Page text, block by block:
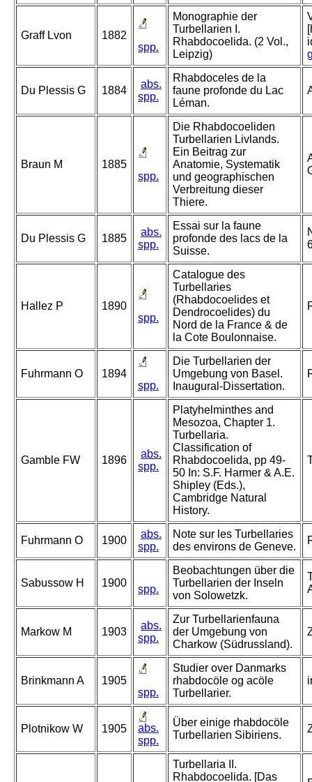
Graff Lvon
1882
spp.
Monographie der
Turbellarien I.
Rhabdocoelida. (2 Vol.,
Leipzig)
Du Plessis G 1884
abs.
spp.
Rhabdoceles de la
faune profonde du Lac
Léman.
Braun M
1885
spp.
Die Rhabdocoeliden
Turbellarien Livlands.
Ein Beitrag zur
Anatomie, Systematik
und geographischen
Verbreitung dieser
Thiere.
Du Plessis G 1885
abs.
spp.
Essai sur la faune
profonde des lacs de la
Suisse.
Hallez P
1890
spp.
Catalogue des
Turbellaries
(Rhabdocoelides et
Dendrocoelides) du
Nord de la France & de
la Cote Boulonnaise.
Fuhrmann O
1894
spp.
Die Turbellarien der
Umgebung von Basel.
Inaugural-Dissertation.
Gamble FW 1896
abs.
spp.
Platyhelminthes and
Mesozoa, Chapter 1.
Turbellaria.
Classification of
Rhabdocoelida, pp 49-
50 In: S.F. Harmer & A.E.
Shipley (Eds.),
Cambridge Natural
History.
Fuhrmann O 1900
abs.
spp.
Note sur les Turbellaries
des environs de Geneve.
Sabussow H 1900
spp.
Beobachtungen über die
Turbellarien der Inseln
von Solowetzk.
Markow M 1903
abs.
spp.
Zur Turbellarienfauna
der Umgebung von
Charkow (Südrussland).
Brinkmann A
1905
spp.
Studier over Danmarks
rhabdocöle og acöle
Turbellarier.
Plotnikow W 1905
abs.
spp.
Über einige rhabdocöle
Turbellarien Sibiriens.
Turbellaria II.
Rhabdocoelida. [Das